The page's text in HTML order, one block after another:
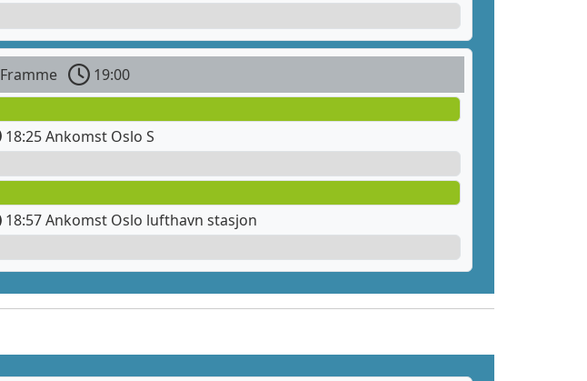
Framme
19:00
18:25 Ankomst Oslo S
18:57 Ankomst Oslo lufthavn stasjon